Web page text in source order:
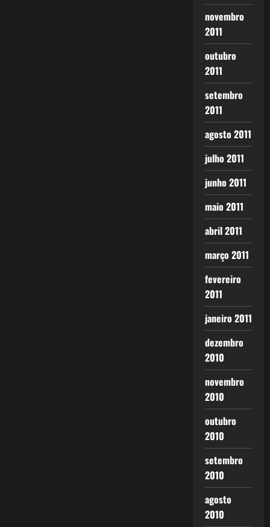
novembro
2011
outubro
2011
setembro
2011
agosto 2011
julho 2011
junho 2011
maio 2011
abril 2011
março 2011
fevereiro
2011
janeiro 2011
dezembro
2010
novembro
2010
outubro
2010
setembro
2010
agosto
2010